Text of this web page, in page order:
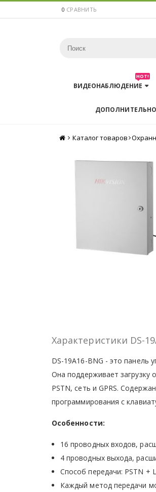
0 СРАВНИТЬ
ВИДЕОНАБЛЮДЕНИЕ
HOT!
Главная
Каталог товаров
Характеристики DS-
DS-19A16-BNG - это панель
Она поддерживает загрузку
PSTN, сеть и GPRS.
программирования с
Особенности:
16 проводных входов,
4 проводных выхода,
Способ передачи: PSTN +
Каждый метод передачи